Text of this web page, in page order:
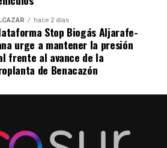
hace 2 días
Stop Biogás Aljarafe-
urge a mantener la presión
frente al avance de la
de Benacazón